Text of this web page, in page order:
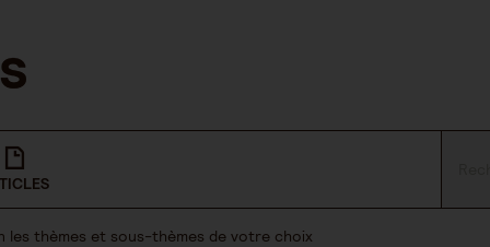
thèmes et sous-thèmes de votre choix